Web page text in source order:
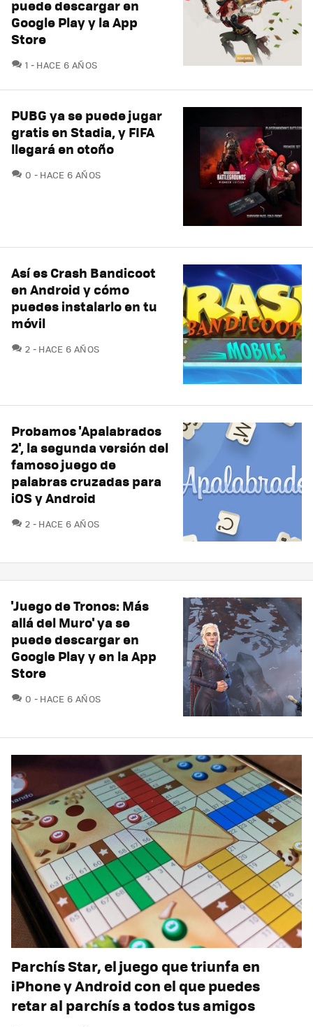
puede descargar en
Google Play y la App
Store
1 COMENTARIOS
HACE 6 AÑOS
PUBG ya se puede jugar
gratis en Stadia, y FIFA
llegará en otoño
0 COMENTARIOS
HACE 6 AÑOS
Así es Crash Bandicoot
en Android y cómo
puedes instalarlo en tu
móvil
2 COMENTARIOS
HACE 6 AÑOS
Probamos 'Apalabrados
2', la segunda versión del
famoso juego de
palabras cruzadas para
iOS y Android
2 COMENTARIOS
HACE 6 AÑOS
'Juego de Tronos: Más
allá del Muro' ya se
puede descargar en
Google Play y en la App
Store
0 COMENTARIOS
HACE 6 AÑOS
Parchís Star, el juego que triunfa en
iPhone y Android con el que puedes
retar al parchís a todos tus amigos